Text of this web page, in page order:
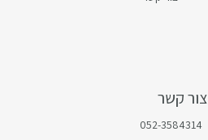
צור קשר
052-3584314